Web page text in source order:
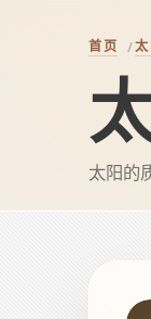
首页
太阳的